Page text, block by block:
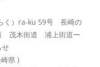
く）ra-ku 59号 長崎の
茂木街道 浦上街道ー
せ
県 )